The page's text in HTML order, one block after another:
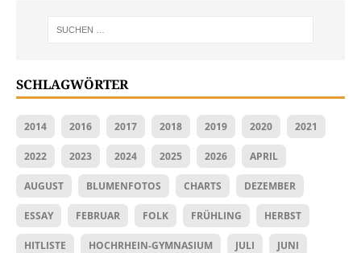
SCHLAGWÖRTER
2014 2016 2017 2018 2019 2020 2021
2022 2023 2024 2025 2026 APRIL
AUGUST BLUMENFOTOS CHARTS DEZEMBER
ESSAY FEBRUAR FOLK FRÜHLING HERBST
HITLISTE HOCHRHEIN-GYMNASIUM JULI JUNI